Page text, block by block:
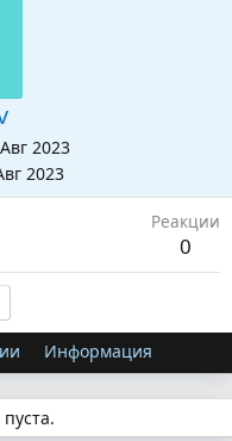
2023
2023
Реакции
0
Информация